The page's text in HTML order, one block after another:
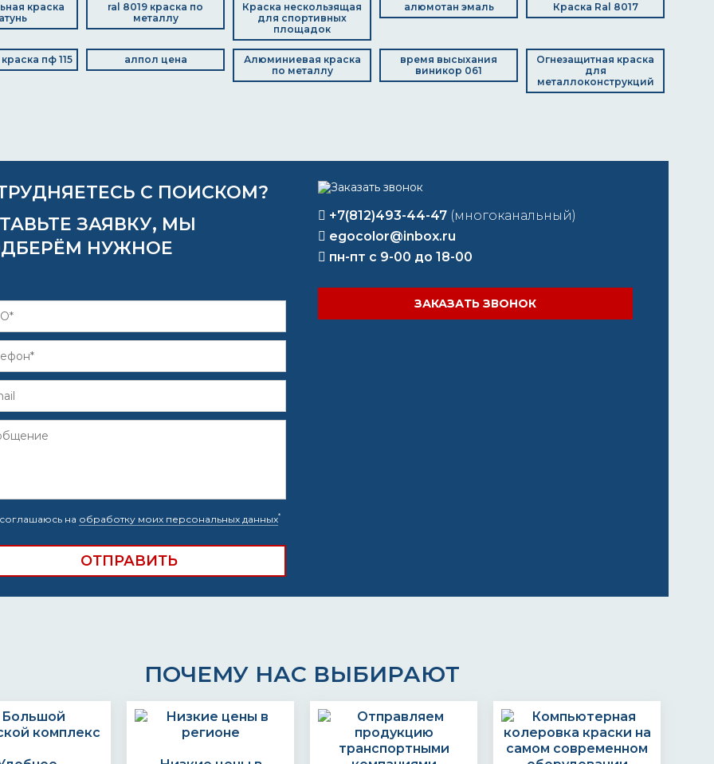
краска
ral 8019 краска по
металлу
Краска нескользящая
для спортивных
площадок
алюмотан эмаль Краска Ral 8017
пф 115 алпол цена
Алюминиевая краска
по металлу
время высыхания
виникор 061
Огнезащитная краска
для
металлоконструкций
С ПОИСКОМ?
ЗАЯВКУ, МЫ
НУЖНОЕ
на обработку моих персональных данных*
+7(812)493-44-47 (многоканальный)
egocolor@inbox.ru
пн-пт с 9-00 до 18-00
ЗАКАЗАТЬ ЗВОНОК
ПОЧЕМУ НАС ВЫБИРАЮТ